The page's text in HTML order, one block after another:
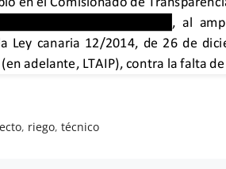
, riego,técnico